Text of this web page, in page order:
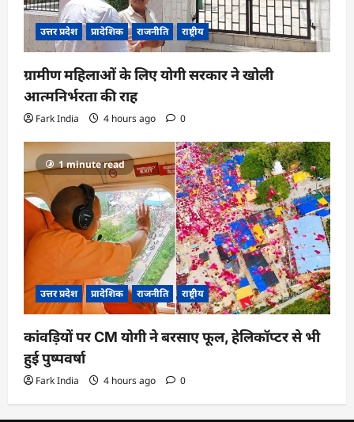
उत्तर प्रदेश प्रादेशिक राजनीति राष्ट्रीय
ग्रामीण महिलाओं के लिए योगी सरकार ने खोली
आत्मनिर्भरता की राह
Fark India 4 hours ago 0
1 minute read
उत्तर प्रदेश प्रादेशिक राजनीति राष्ट्रीय
कांवड़ियों पर CM योगी ने बरसाए फूल, हेलिकॉप्टर से भी
हुई पुष्पवर्षा
Fark India 4 hours ago 0